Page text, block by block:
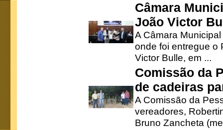
Câmara
João Victor
A Câmara
onde foi entregue o
Victor Bulle, em ...
Comissão da
de cadeiras
A Comissão da
vereadores,
Bruno Zancheta